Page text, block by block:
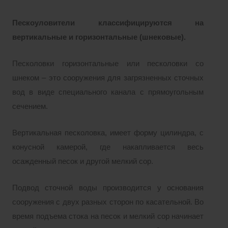
Пескоуловители классифицируются на
вертикальные и горизонтальные (шнековые).
Песколовки горизонтальные или песколовки со
шнеком – это сооружения для загрязненных сточных
вод в виде специального канала с прямоугольным
сечением.
Вертикальная песколовка, имеет форму цилиндра, с
конусной камерой, где накапливается весь
осажденный песок и другой мелкий сор.
Подвод сточной воды производится у основания
сооружения с двух разных сторон по касательной. Во
время подъема стока на песок и мелкий сор начинает